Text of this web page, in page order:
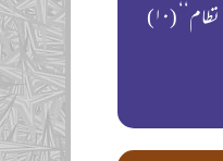
نظام‘‘ (۱۰)